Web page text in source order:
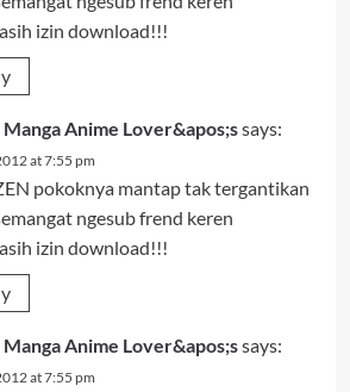
izin download!!!
Anime Lover&apos;ssays:
at 7:55 pm
pokoknya mantap tak tergantikan
ngesub frend keren
izin download!!!
Anime Lover&apos;ssays:
at 7:55 pm